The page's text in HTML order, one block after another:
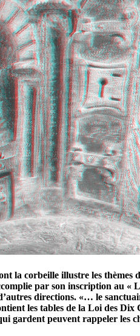
la corbeille illustre les thèmes
par son inscription au «
directions. «… le
les tables de la Loi des
gardent peuvent rappeler les